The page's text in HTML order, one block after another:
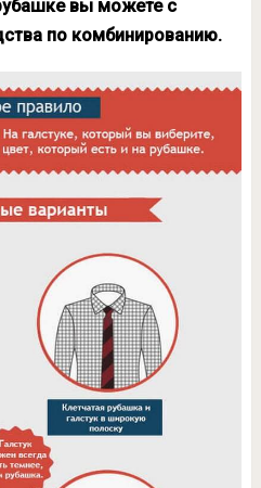
вы можете с
по комбинированию.